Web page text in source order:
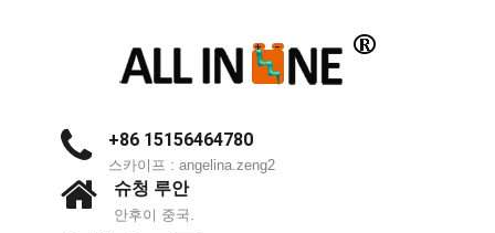
+86 15156464780
스카이프 : angelina.zeng2
슈청 루안
안후이 중국.